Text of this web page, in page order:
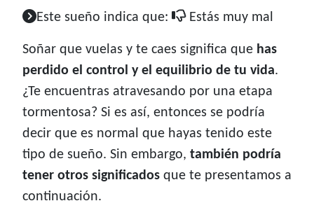
Este sueño indica que: Estás muy mal
Soñar que vuelas y te caes significa que has
perdido el control y el equilibrio de tu vida.
¿Te encuentras atravesando por una etapa
tormentosa? Si es así, entonces se podría
decir que es normal que hayas tenido este
tipo de sueño. Sin embargo, también podría
tener otros significados que te presentamos a
continuación.